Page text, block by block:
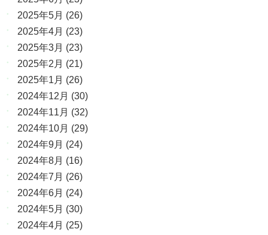
2025年5月 (26)
2025年4月 (23)
2025年3月 (23)
2025年2月 (21)
2025年1月 (26)
2024年12月 (30)
2024年11月 (32)
2024年10月 (29)
2024年9月 (24)
2024年8月 (16)
2024年7月 (26)
2024年6月 (24)
2024年5月 (30)
2024年4月 (25)